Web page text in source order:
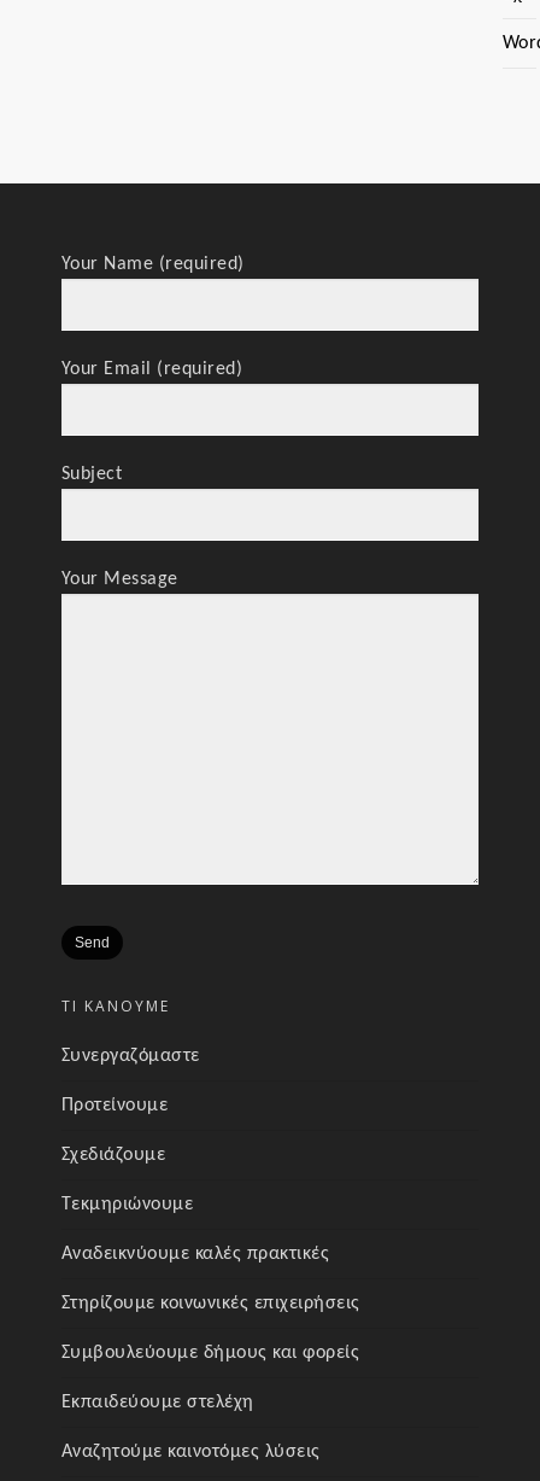
Your Name (required)
Your Email (required)
Subject
Your Message
ΤΙ ΚΑΝΟΥΜΕ
Συνεργαζόμαστε
Προτείνουμε
Σχεδιάζουμε
Τεκμηριώνουμε
Αναδεικνύουμε καλές πρακτικές
Στηρίζουμε κοινωνικές επιχειρήσεις
Συμβουλεύουμε δήμους και φορείς
Εκπαιδεύουμε στελέχη
Αναζητούμε καινοτόμες λύσεις